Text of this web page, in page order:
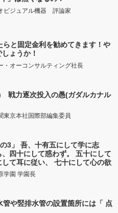
ビジュアル機器 評論家
らと固定金利を勧めてきます！や
ょうか！
・オーコンサルティング社長
戦力逐次投入の愚(ガダルカナル
東京本社国際部編集委員
3」 吾、十有五にして学に志
、四十にして惑わず。 五十にして
て耳に従い、 七十にして心の欲
をこえず。
学園 学園長
や竪排水管の設置箇所には「 点